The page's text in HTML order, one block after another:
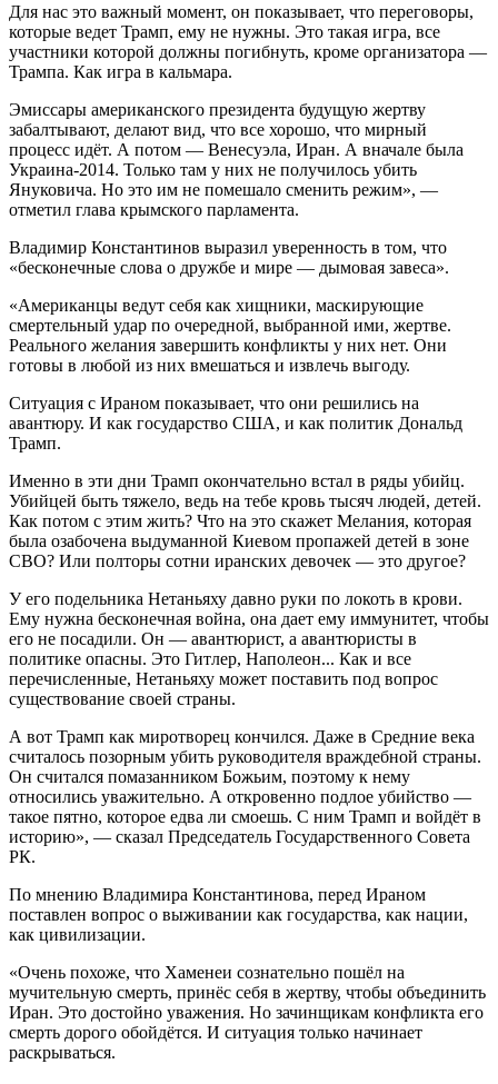
Для нас это важный момент, он показывает, что переговоры,
которые ведет Трамп, ему не нужны. Это такая игра, все
участники которой должны погибнуть, кроме организатора —
Трампа. Как игра в кальмара.
Эмиссары американского президента будущую жертву
забалтывают, делают вид, что все хорошо, что мирный
процесс идёт. А потом — Венесуэла, Иран. А вначале была
Украина-2014. Только там у них не получилось убить
Януковича. Но это им не помешало сменить режим», —
отметил глава крымского парламента.
Владимир Константинов выразил уверенность в том, что
«бесконечные слова о дружбе и мире — дымовая завеса».
«Американцы ведут себя как хищники, маскирующие
смертельный удар по очередной, выбранной ими, жертве.
Реального желания завершить конфликты у них нет. Они
готовы в любой из них вмешаться и извлечь выгоду.
Ситуация с Ираном показывает, что они решились на
авантюру. И как государство США, и как политик Дональд
Трамп.
Именно в эти дни Трамп окончательно встал в ряды убийц.
Убийцей быть тяжело, ведь на тебе кровь тысяч людей, детей.
Как потом с этим жить? Что на это скажет Мелания, которая
была озабочена выдуманной Киевом пропажей детей в зоне
СВО? Или полторы сотни иранских девочек — это другое?
У его подельника Нетаньяху давно руки по локоть в крови.
Ему нужна бесконечная война, она дает ему иммунитет, чтобы
его не посадили. Он — авантюрист, а авантюристы в
политике опасны. Это Гитлер, Наполеон... Как и все
перечисленные, Нетаньяху может поставить под вопрос
существование своей страны.
А вот Трамп как миротворец кончился. Даже в Средние века
считалось позорным убить руководителя враждебной страны.
Он считался помазанником Божьим, поэтому к нему
относились уважительно. А откровенно подлое убийство —
такое пятно, которое едва ли смоешь. С ним Трамп и войдёт в
историю», — сказал Председатель Государственного Совета
РК.
По мнению Владимира Константинова, перед Ираном
поставлен вопрос о выживании как государства, как нации,
как цивилизации.
«Очень похоже, что Хаменеи сознательно пошёл на
мучительную смерть, принёс себя в жертву, чтобы объединить
Иран. Это достойно уважения. Но зачинщикам конфликта его
смерть дорого обойдётся. И ситуация только начинает
раскрываться.